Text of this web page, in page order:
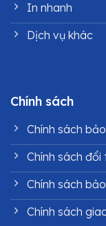
In nhanh
Dịch vụ khác
Chính sách
Chính sách
Chính sách đổi
Chính sách
Chính sách